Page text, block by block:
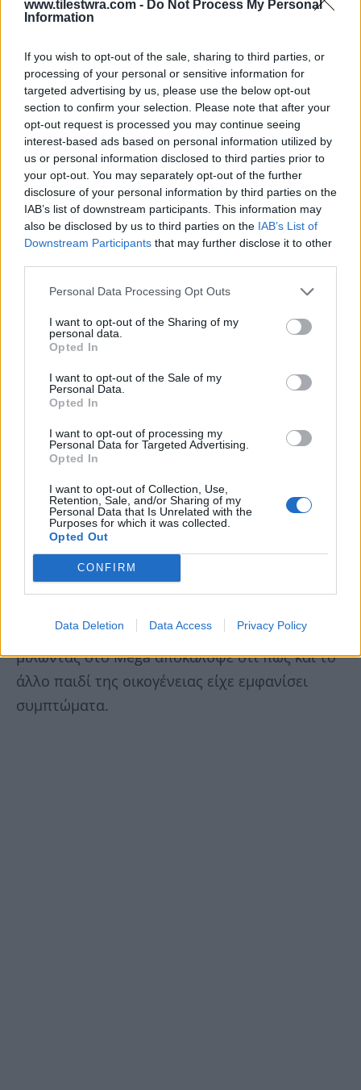
www.tilestwra.com - Do Not Process My Personal
Information
If you wish to opt-out of the sale, sharing to third parties, or
processing of your personal or sensitive information for
targeted advertising by us, please use the below opt-out
section to confirm your selection. Please note that after your
opt-out request is processed you may continue seeing
interest-based ads based on personal information utilized by
us or personal information disclosed to third parties prior to
your opt-out. You may separately opt-out of the further
disclosure of your personal information by third parties on the
IAB’s list of downstream participants. This information may
also be disclosed by us to third parties on the IAB’s List of
Downstream Participants that may further disclose it to other
Personal Data Processing Opt Outs
I want to opt-out of the Sharing of my
personal data.
Opted In
I want to opt-out of the Sale of my
Personal Data.
Opted In
I want to opt-out of processing my
Personal Data for Targeted Advertising.
Opted In
I want to opt-out of Collection, Use,
Retention, Sale, and/or Sharing of my
Personal Data that Is Unrelated with the
Purposes for which it was collected.
Opted Out
CONFIRM
Data Deletion Data Access Privacy Policy
επιδείνωση ήταν ραγδαία. 4 ώρες μετά –
βρέφος ξεψύχησε στα χέρια των γιατρών.
Ήταν άρρωστο και το άλλο παιδί της
οικογένειας
Η κηδεία του μωρού πραγματοποιήθηκε
σήμερα σε κλίμα οδύνης στην Αλβανία.
Αξίζει να σημειωθεί ότι ο παππούς του μωρού
μιλώντας στο Mega αποκάλυψε ότι πως και το
άλλο παιδί της οικογένειας είχε εμφανίσει
συμπτώματα.